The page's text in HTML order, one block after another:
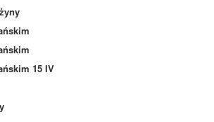
15 IV